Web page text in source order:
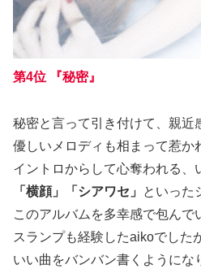
第4位 『秘密』
秘密と言って引き付けて、親近
優しいメロディも相まって惹か
イントロからして心奪われる、
「横顔」「シアワセ」
といった
このアルバムを多幸感で包んで
スランプも経験したaikoでした
いい曲をバンバン書くようにな